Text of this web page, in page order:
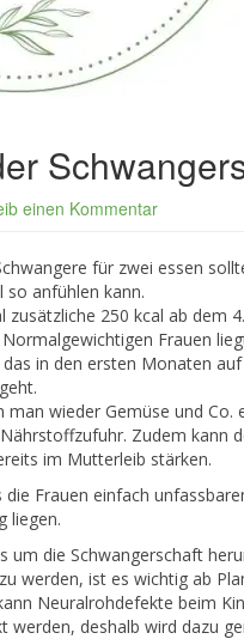
einen Kommentar
für zwei essen
anfühlen kann.
250 kcal ab dem
Frauen
in den ersten Monaten
wieder Gemüse und Co.
Zudem kann
im Mutterleib stärken.
Frauen einfach
liegen.
die Schwangerschaft
werden, ist es wichtig ab
Neuralrohdefekte beim
deshalb wird dazu